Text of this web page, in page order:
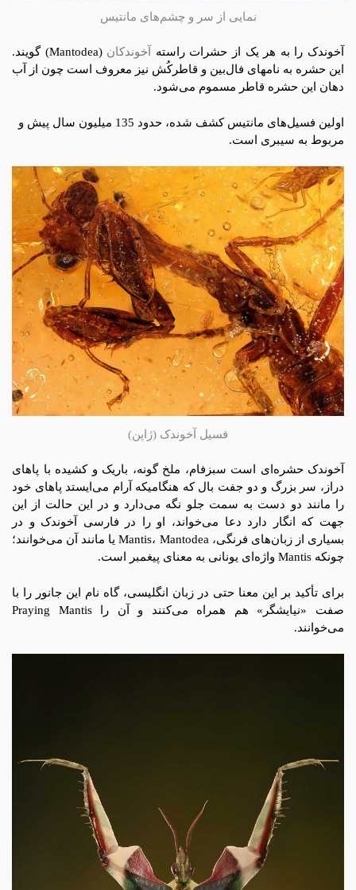
نمایی از سر و چشم‌های مانتیس
آخوندک را به هر یک از حشرات راسته آخوندکان
(Mantodea) گویند.
این حشره به نامهای فال‌بین و قاطرکُش نیز معروف است چون از آب
دهان این حشره قاطر مسموم می‌شود.
اولین فسیل‌های مانتیس کشف شده، حدود 135 میلیون سال پیش و
مربوط به سیبری است.
فسیل آخوندک (ژاپن)
آخوندک حشره‌ای است سبزفام، ملخ‌ گونه، باریک و کشیده با پاهای
دراز، سر بزرگ و دو جفت بال که هنگامیکه آرام می‌ایستد پاهای خود
را مانند دو دست به سمت جلو نگه می‌دارد و در این حالت از این
جهت که انگار دارد دعا می‌خواند، او را در فارسی آخوندک و در
بسیاری از زبان‌های فرنگی، ‎Mantis، Mantodea یا مانند آن می‌خوانند؛
چونکه Mantis واژه‌ای یونانی به معنای پیغمبر است.
برای تأکید بر این معنا حتی در زبان انگلیسی، گاه نام این جانور را با
صفت «نیایشگر» هم همراه می‌کنند و آن را Praying Mantis
می‌خوانند.